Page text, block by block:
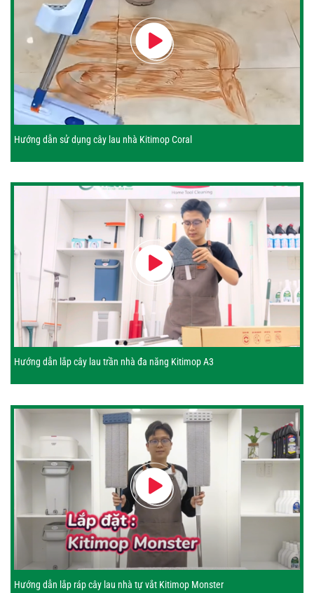
Hướng dẫn sử dụng cây lau nhà Kitimop Coral
Hướng dẫn lắp cây lau trần nhà đa năng Kitimop A3
Hướng dẫn lắp ráp cây lau nhà tự vắt Kitimop Monster